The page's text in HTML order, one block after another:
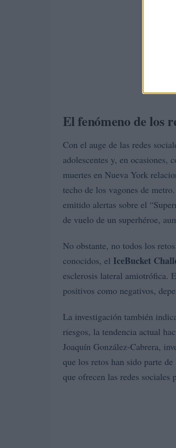
El fenómeno de los
Con el auge de las redes
adolescentes y, en ocasiones,
muertes en Nueva York
techo de los vagones de
emitido alertas sobre el
de vuelo de un superhéroe,
No obstante, no todos los
conocidos, el IceBucket
esclerosis lateral amiotrófica.
positivos como negativos,
La investigación también
riesgos, la tendencia actual
Joaquín González-Cabrera,
que los retos han sido parte
que ofrecen las redes sociales